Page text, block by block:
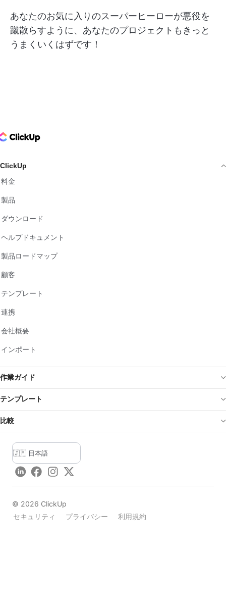
あなたのお気に入りのスーパーヒーローが悪役を
蹴散らすように、あなたのプロジェクトもきっと
うまくいくはずです！
Logo
ClickUp
料金
製品
ダウンロード
ヘルプドキュメント
製品ロードマップ
顧客
テンプレート
連携
会社概要
インポート
作業ガイド
テンプレート
比較
LinkedInFacebook
Instagram
Twitter
© 2026 ClickUp
セキュリティ
プライバシー 利用規約